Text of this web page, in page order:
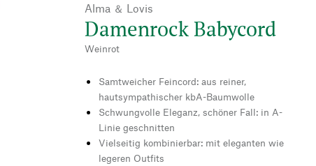
Alma ＆ Lovis
Damenrock Babycord
Weinrot
Samtweicher Feincord: aus reiner,
hautsympathischer kbA-Baumwolle
Schwungvolle Eleganz, schöner Fall: in A-
Linie geschnitten
Vielseitig kombinierbar: mit eleganten wie
legeren Outfits